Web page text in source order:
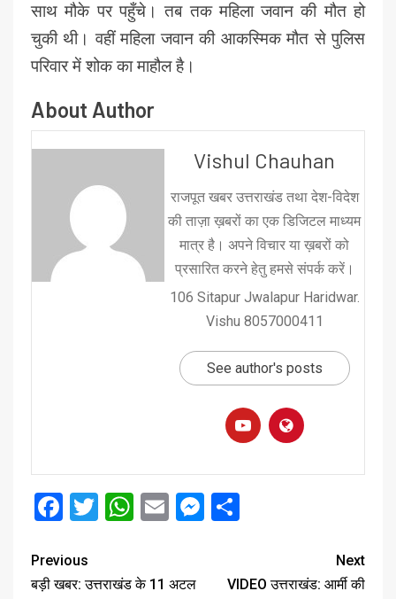
साथ मौके पर पहुँचे। तब तक महिला जवान की मौत हो
चुकी थी। वहीं महिला जवान की आकस्मिक मौत से पुलिस
परिवार में शोक का माहौल है।
About Author
Vishul Chauhan
राजपूत खबर उत्तराखंड तथा देश-विदेश
की ताज़ा ख़बरों का एक डिजिटल माध्यम
मात्र है। अपने विचार या ख़बरों को
प्रसारित करने हेतु हमसे संपर्क करें।
106 Sitapur Jwalapur Haridwar.
Vishu 8057000411
See author's posts
Facebook
Twitter
WhatsApp
EmailMessenger
Previous
बड़ी खबर: उत्तराखंड के 11 अटल
Next
VIDEO उत्तराखंड: आर्मी की